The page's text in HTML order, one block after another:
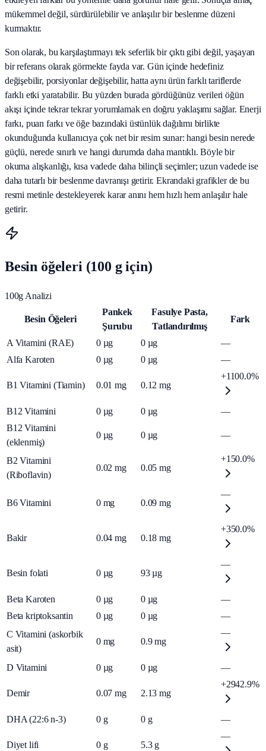
mükemmel değil, sürdürülebilir ve anlaşılır bir beslenme düzeni
kurmaktır.
Son olarak, bu karşılaştırmayı tek seferlik bir çıktı gibi değil, yaşayan
bir referans olarak görmekte fayda var. Gün içinde hedefiniz
değişebilir, porsiyonlar değişebilir, hatta aynı ürün farklı tariflerde
farklı etki yaratabilir. Bu yüzden burada gördüğünüz verileri öğün
akışı içinde tekrar tekrar yorumlamak en doğru yaklaşımı sağlar. Enerji
farkı, puan farkı ve öğe bazındaki üstünlük dağılımı birlikte
okunduğunda kullanıcıya çok net bir resim sunar: hangi besin nerede
güçlü, nerede sınırlı ve hangi durumda daha mantıklı. Böyle bir
okuma alışkanlığı, kısa vadede daha bilinçli seçimler; uzun vadede ise
daha tutarlı bir beslenme davranışı getirir. Ekrandaki grafikler de bu
resmi metinle destekleyerek karar anını hem hızlı hem anlaşılır hale
getirir.
Besin öğeleri (100 g için)
100g Analizi
Besin Öğeleri
Pankek
Şurubu
Fasulye Pasta,
Tatlandırılmış
Fark
A Vitamini (RAE) 0 µg 0 µg
—
Alfa Karoten
0 µg 0 µg —
B1 Vitamini (Tiamin) 0.01 mg 0.12 mg
+1100.0%
B12 Vitamini 0 µg 0 µg
—
B12 Vitamini
(eklenmiş)
0 µg 0 µg —
B2 Vitamini
(Riboflavin)
0.02 mg 0.05 mg
+150.0%
B6 Vitamini 0 mg 0.09 mg
—
Bakir 0.04 mg 0.18 mg
+350.0%
Besin folati 0 µg 93 µg
—
Beta Karoten 0 µg 0 µg
—
Beta kriptoksantin
0 µg 0 µg
—
C Vitamini (askorbik
asit)
0 mg 0.9 mg
—
D Vitamini 0 µg 0 µg —
Demir 0.07 mg 2.13 mg
+2942.9%
DHA (22:6 n-3) 0 g 0 g —
Diyet lifi 0 g 5.3 g
—